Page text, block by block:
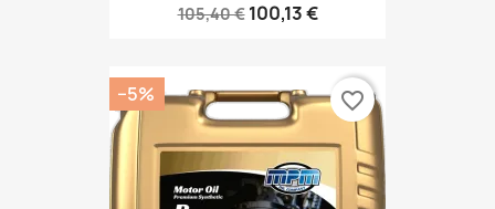
105,40 € 100,13 €
−5% favorite_border